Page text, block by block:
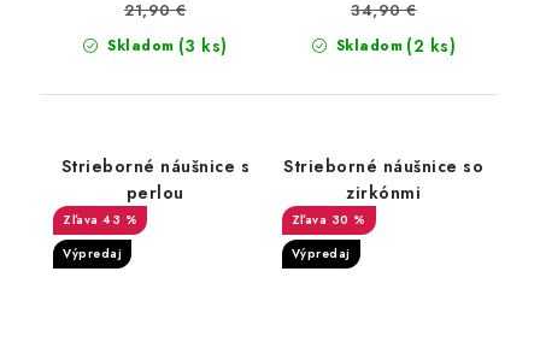
Skladom (3 ks)
21,90 €
Skladom (2 ks)
34,90 €
Strieborné náušnice s
perlou
43 %
Výpredaj
Strieborné náušnice so
zirkónmi
30 %
Výpredaj